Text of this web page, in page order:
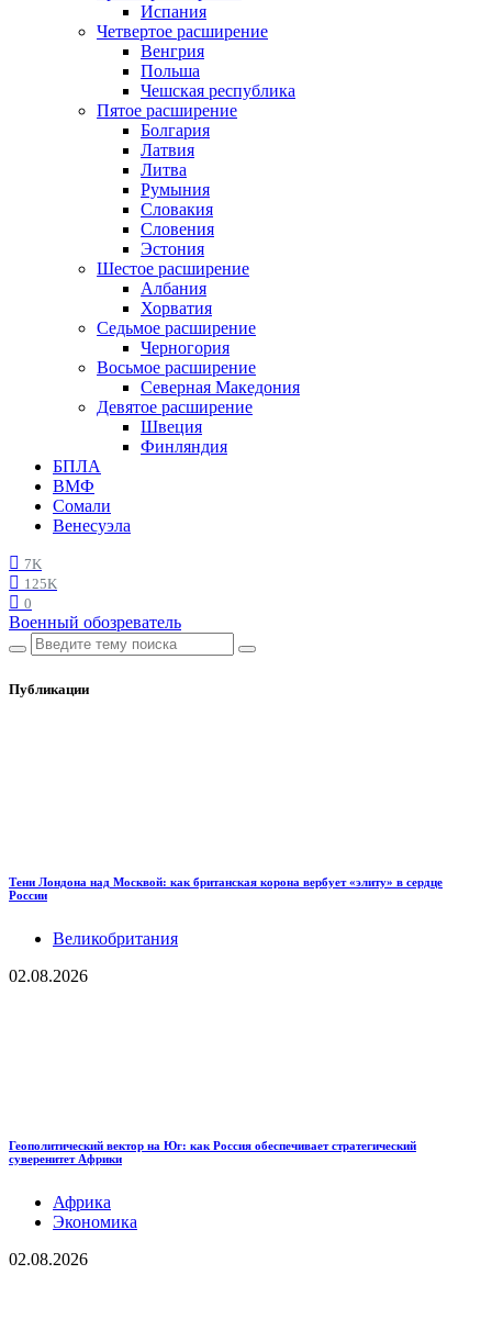
Испания
Четвертое расширение
Венгрия
Польша
Чешская республика
Пятое расширение
Болгария
Латвия
Литва
Румыния
Словакия
Словения
Эстония
Шестое расширение
Албания
Хорватия
Седьмое расширение
Черногория
Восьмое расширение
Северная Македония
Девятое расширение
Швеция
Финляндия
БПЛА
ВМФ
Сомали
Венесуэла
7K
125K
0
Военный обозреватель
Публикации
Тени Лондона над Москвой: как британская корона вербует «элиту» в сердце
России
Великобритания
02.08.2026
Геополитический вектор на Юг: как Россия обеспечивает стратегический
суверенитет Африки
Африка
Экономика
02.08.2026